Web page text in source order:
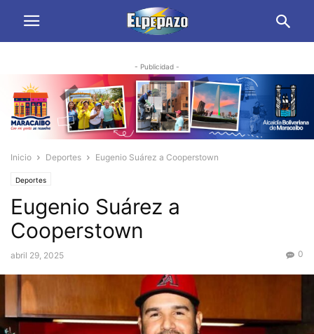
- Publicidad -
Inicio Deportes Eugenio Suárez a Cooperstown
Deportes
Eugenio Suárez a
Cooperstown
abril 29, 2025 0